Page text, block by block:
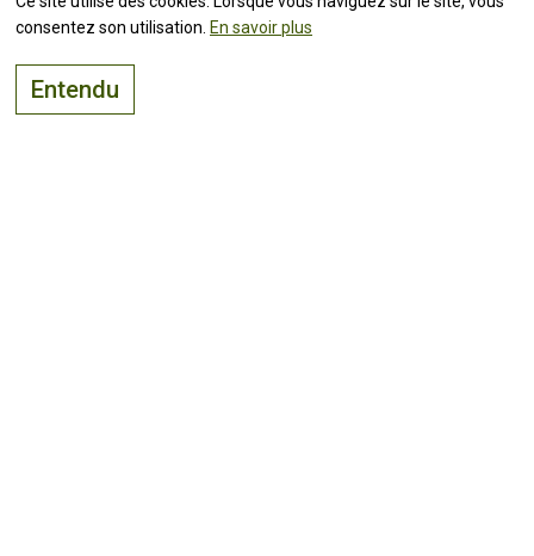
consentez son utilisation. En savoir plus
Entendu